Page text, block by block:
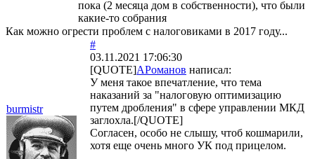
пока (2 месяца дом в собственности), что были
какие-то собрания
Как можно огрести проблем с налоговиками в 2017 году...
burmistr
#
03.11.2021 17:06:30
[QUOTE]АРоманов написал:
У меня такое впечатление, что тема
наказаний за "налоговую оптимизацию
путем дробления" в сфере управлении МКД
заглохла.[/QUOTE]
Согласен, особо не слышу, чтоб кошмарили,
хотя еще очень много УК под прицелом.